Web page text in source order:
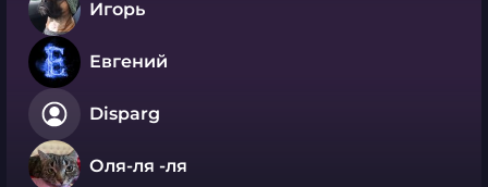
Игорь
Евгений
Disparg
Оля-ля -ля